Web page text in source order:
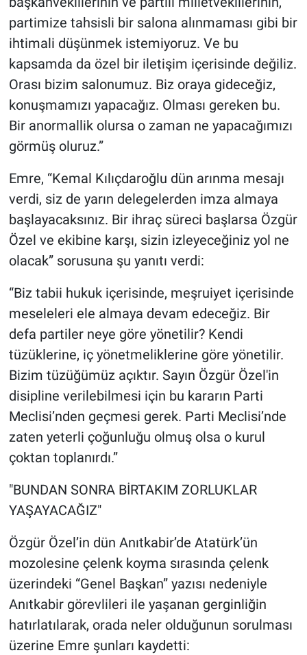
partimize tahsisli bir salona alınmaması gibi bir
ihtimali düşünmek istemiyoruz. Ve bu
kapsamda da özel bir iletişim içerisinde değiliz.
Orası bizim salonumuz. Biz oraya gideceğiz,
konuşmamızı yapacağız. Olması gereken bu.
Bir anormallik olursa o zaman ne yapacağımızı
görmüş oluruz.”
Emre, “Kemal Kılıçdaroğlu dün arınma mesajı
verdi, siz de yarın delegelerden imza almaya
başlayacaksınız. Bir ihraç süreci başlarsa Özgür
Özel ve ekibine karşı, sizin izleyeceğiniz yol ne
olacak” sorusuna şu yanıtı verdi:
“Biz tabii hukuk içerisinde, meşruiyet içerisinde
meseleleri ele almaya devam edeceğiz. Bir
defa partiler neye göre yönetilir? Kendi
tüzüklerine, iç yönetmeliklerine göre yönetilir.
Bizim tüzüğümüz açıktır. Sayın Özgür Özel'in
disipline verilebilmesi için bu kararın Parti
Meclisi’nden geçmesi gerek. Parti Meclisi’nde
zaten yeterli çoğunluğu olmuş olsa o kurul
çoktan toplanırdı.”
"BUNDAN SONRA BİRTAKIM ZORLUKLAR
YAŞAYACAĞIZ"
Özgür Özel’in dün Anıtkabir’de Atatürk’ün
mozolesine çelenk koyma sırasında çelenk
üzerindeki “Genel Başkan” yazısı nedeniyle
Anıtkabir görevlileri ile yaşanan gerginliğin
hatırlatılarak, orada neler olduğunun sorulması
üzerine Emre şunları kaydetti: